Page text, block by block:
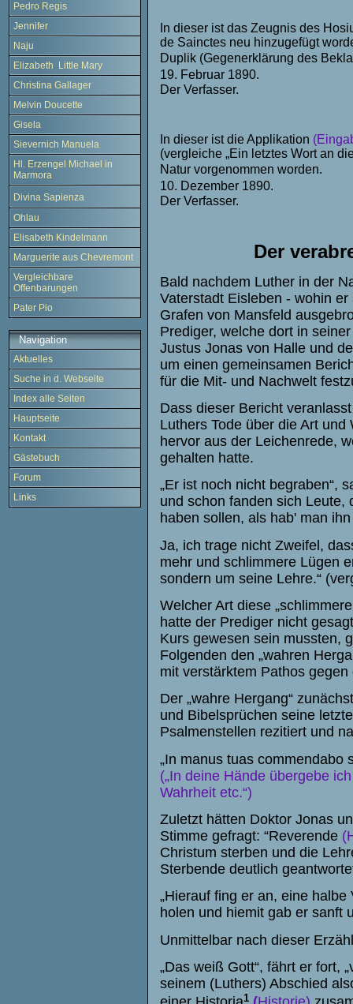
Pedro Regis
Jennifer
Naju
Elizabeth Little Mary
Christina Gallager
Melvin Doucette
Gisela
Sievernich Manuela
Hl. Erzengel Michael in
Marmora
Divina Sapienza
Ohlau
Elisabeth Kindelmann
Marguerite aus Chevremont
Vergleichbare
Offenbarungen
Pater Pio
Navigation
Aktuelles
Suche in d. Webseite
Index alle Seiten
Hauptseite
Kontakt
Gästebuch
Forum
Links
In dieser ist das Zeugnis des
de Sainctes neu hinzugefügt
Duplik (Gegenerklärung des
19. Februar 1890.
Der Verfasser.
In dieser ist die Applikation
(vergleiche „Ein letztes Wort an
Natur vorgenommen worden.
10. Dezember 1890.
Der Verfasser.
Der
Bald nachdem Luther in der
Vaterstadt Eisleben - wohin
Grafen von Mansfeld
Prediger, welche dort in
Justus Jonas von Halle und
um einen gemeinsamen
für die Mit- und Nachwelt
Dass dieser Bericht
Luthers Tode über die Art
hervor aus der Leichenrede,
gehalten hatte.
„Er ist noch nicht begraben“,
und schon fanden sich Leute,
haben sollen, als hab' man
Ja, ich trage nicht Zweifel,
mehr und schlimmere Lügen
sondern um seine Lehre.“
Welcher Art diese
hatte der Prediger nicht
Kurs gewesen sein mussten,
Folgenden den „wahren
mit verstärktem Pathos
Der „wahre Hergang“
und Bibelsprüchen seine
Psalmenstellen rezitiert und
„In manus tuas commendabo
(„In deine Hände übergebe
Wahrheit etc.“)
Zuletzt hätten Doktor Jonas
Stimme gefragt: “Reverende
Christum sterben und die
Sterbende deutlich
„Hierauf fing er an, eine
holen und hiemit gab er sanft
Unmittelbar nach dieser
„Das weiß Gott“, fährt er fort,
seinem (Luthers) Abschied
1